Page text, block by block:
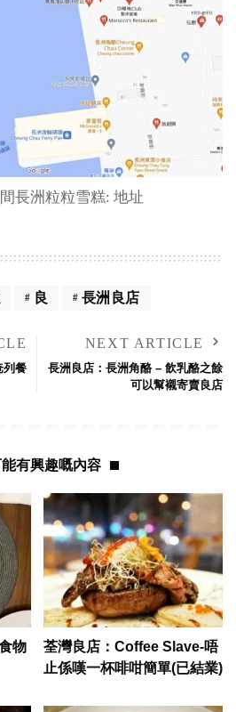
長洲粒粒雪糕: 地址
良 長洲良店
列餐
NEXT ARTICLE
長洲良店：長洲角酪 – 飲乳酪之餘
可以幫襯寄賣良店
有興趣嘅內容
物
荃灣良店：Coffee Slave-唔
止係嘆一杯啡咁簡單(已結業)